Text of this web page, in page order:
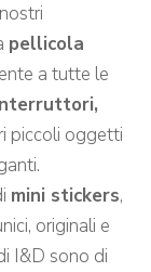
pellicola
a tutte le
piccoli oggetti
mini stickers,
originali e
I&D sono di